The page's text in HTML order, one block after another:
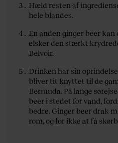
Hæld resten af
hele blandes.
En anden ginger beer kan
elsker den stærkt
Belvoir.
Drinken har sin
bliver tit knyttet til de
Bermuda. På lange
beer i stedet for vand,
bedre. Ginger beer drak
rom, og for ikke at få